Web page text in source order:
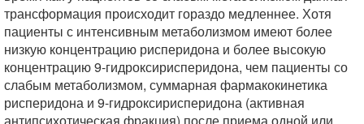
трансформация происходит гораздо медленнее. Хотя
пациенты с интенсивным метаболизмом имеют более
низкую концентрацию рисперидона и более высокую
концентрацию 9-гидроксирисперидона, чем пациенты со
слабым метаболизмом, суммарная фармакокинетика
рисперидона и 9-гидроксирисперидона (активная